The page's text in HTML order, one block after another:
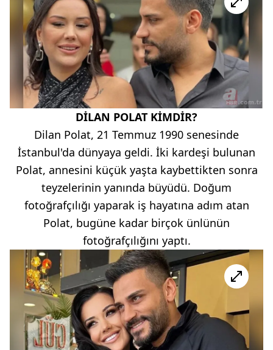
DİLAN POLAT KİMDİR?
Dilan Polat, 21 Temmuz 1990 senesinde
İstanbul'da dünyaya geldi. İki kardeşi bulunan
Polat, annesini küçük yaşta kaybettikten sonra
teyzelerinin yanında büyüdü. Doğum
fotoğrafçılığı yaparak iş hayatına adım atan
Polat, bugüne kadar birçok ünlünün
fotoğrafçılığını yaptı.